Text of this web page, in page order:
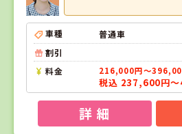
車種
普通車
割引
料金
216,000円～
税込 237,600円
詳 細